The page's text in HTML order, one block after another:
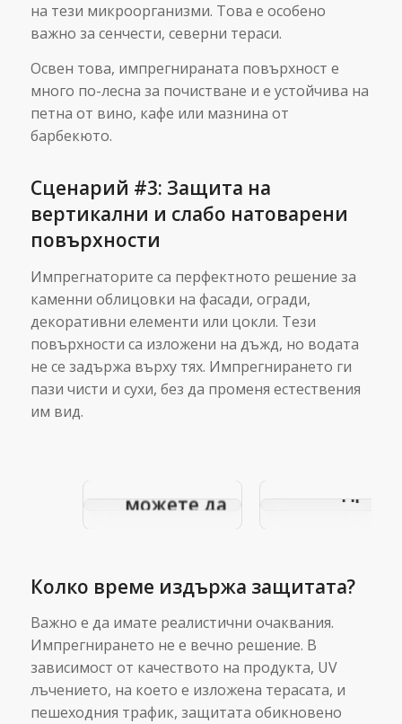
на тези микроорганизми. Това е особено
важно за сенчести, северни тераси.
Освен това, импрегнираната повърхност е
много по-лесна за почистване и е устойчива на
петна от вино, кафе или мазнина от
барбекюто.
Сценарий #3: Защита на
вертикални и слабо натоварени
повърхности
Импрегнаторите са перфектното решение за
каменни облицовки на фасади, огради,
декоративни елементи или цокли. Тези
повърхности са изложени на дъжд, но водата
не се задържа върху тях. Импрегнирането ги
пази чисти и сухи, без да променя естествения
им вид.
Проекти за
можете да
за
Колко време издържа защитата?
Важно е да имате реалистични очаквания.
Импрегнирането не е вечно решение. В
зависимост от качеството на продукта, UV
лъчението, на което е изложена терасата, и
пешеходния трафик, защитата обикновено